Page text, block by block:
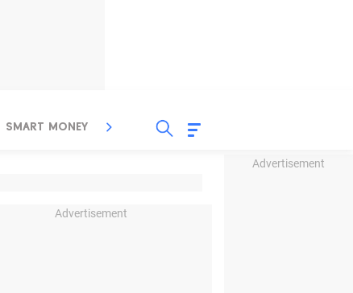
Advertisement
SMART MONEY INSPIRASI BISNIS
Advertisement